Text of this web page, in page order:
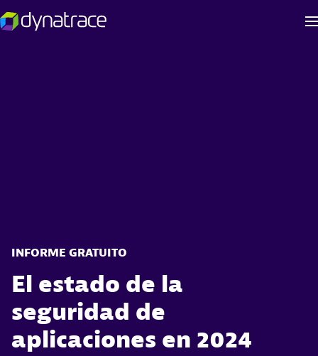
INFORME GRATUITO
El estado de la
seguridad de
aplicaciones en 2024